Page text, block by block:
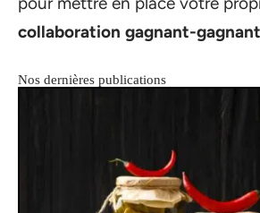
collaboration gagnant-gagnant
Nos dernières publications